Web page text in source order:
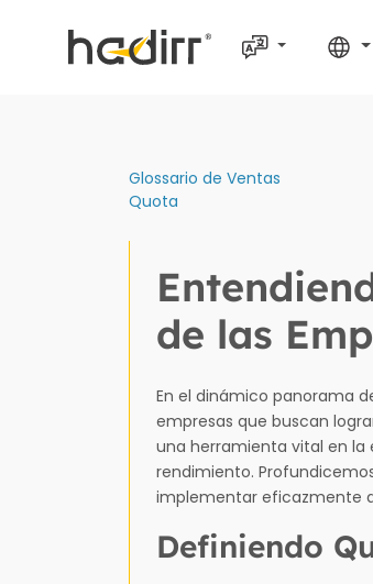
Glossario de Ventas
Quota
de las
En el dinámico panorama
empresas que buscan
una herramienta vital en la
rendimiento.
implementar eficazmente
Definiendo